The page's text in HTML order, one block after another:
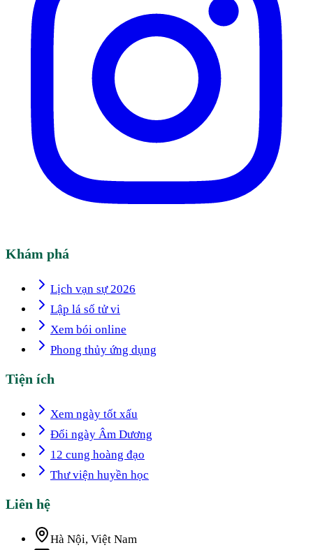
Khám phá
Lịch vạn sự 2026
Lập lá số tử vi
Xem bói online
Phong thủy ứng dụng
Tiện ích
Xem ngày tốt xấu
Đổi ngày Âm Dương
12 cung hoàng đạo
Thư viện huyền học
Liên hệ
Hà Nội, Việt Nam